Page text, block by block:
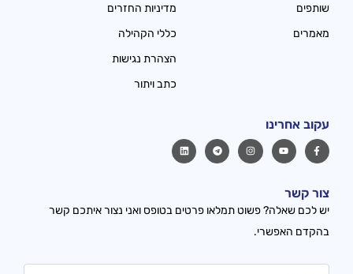
שותפים
מאמרים
מדיניות החזרים
כללי הקהילה
הצהרת נגישות
כתב ויתור
עקוב אחרינו
צור קשר
יש לכם שאלה? פשוט תמלאו פרטים בטופס ואני נצור איתכם קשר
בהקדם האפשרי.